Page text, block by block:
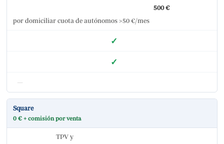
500 €
por domiciliar cuota de autónomos >50 €/mes
✓
✓
—
Square
0 € + comisión por venta
TPV y